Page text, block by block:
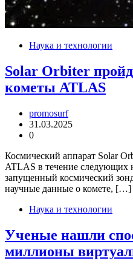
Наука и технологии
Solar Orbiter
кометы ATLAS
promosurf
31.03.2025
0
Космический аппарат Solar
ATLAS в течение следующих
запущенный космический
научные данные о комете, […]
Наука и технологии
Ученые нашли
миллионы